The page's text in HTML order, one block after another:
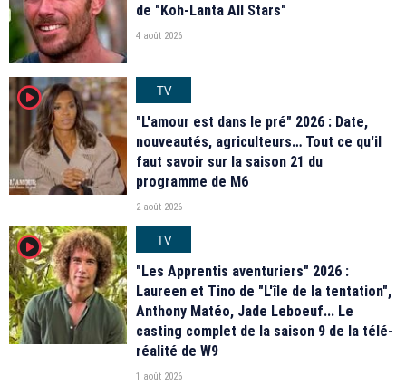
de "Koh-Lanta All Stars"
4 août 2026
player2
TV
"L'amour est dans le pré" 2026 : Date,
nouveautés, agriculteurs… Tout ce qu'il
faut savoir sur la saison 21 du
programme de M6
2 août 2026
player2
TV
"Les Apprentis aventuriers" 2026 :
Laureen et Tino de "L'île de la tentation",
Anthony Matéo, Jade Leboeuf... Le
casting complet de la saison 9 de la télé-
réalité de W9
1 août 2026